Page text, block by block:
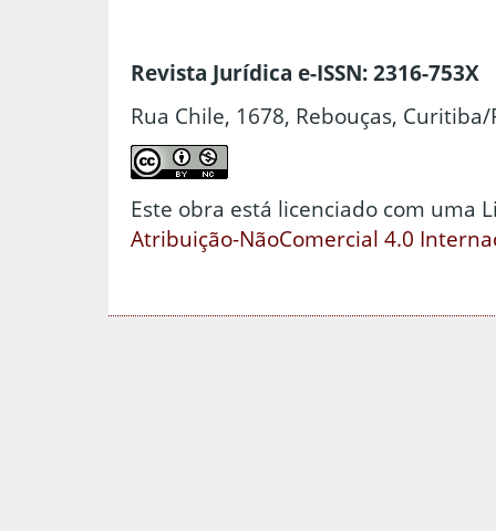
Revista Jurídica e-ISSN: 2316-753X
Rua Chile, 1678, Rebouças, Curitiba/
Este obra está licenciado com uma
Atribuição-NãoComercial 4.0